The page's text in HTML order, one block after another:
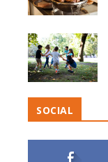
SOCIAL